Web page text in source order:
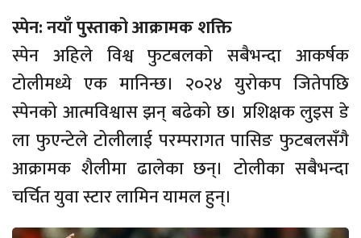
स्पेन: नयाँ पुस्ताको आक्रामक शक्ति
स्पेन अहिले विश्व फुटबलको सबैभन्दा आकर्षक
टोलीमध्ये एक मानिन्छ। २०२४ युरोकप जितेपछि
स्पेनको आत्मविश्वास झन् बढेको छ। प्रशिक्षक लुइस डे
ला फुएन्टेले टोलीलाई परम्परागत पासिङ फुटबलसँगै
आक्रामक शैलीमा ढालेका छन्। टोलीका सबैभन्दा
चर्चित युवा स्टार लामिन यामल हुन्।